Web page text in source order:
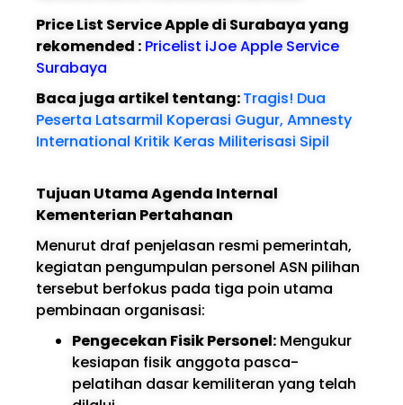
Price List Service Apple di Surabaya yang
rekomended : Pricelist iJoe Apple Service
Surabaya
Baca juga artikel tentang:Tragis! Dua
Peserta Latsarmil Koperasi Gugur, Amnesty
International Kritik Keras Militerisasi Sipil
Tujuan Utama Agenda Internal
Kementerian Pertahanan
Menurut draf penjelasan resmi pemerintah,
kegiatan pengumpulan personel ASN pilihan
tersebut berfokus pada tiga poin utama
pembinaan organisasi:
Pengecekan Fisik Personel: Mengukur
kesiapan fisik anggota pasca-
pelatihan dasar kemiliteran yang telah